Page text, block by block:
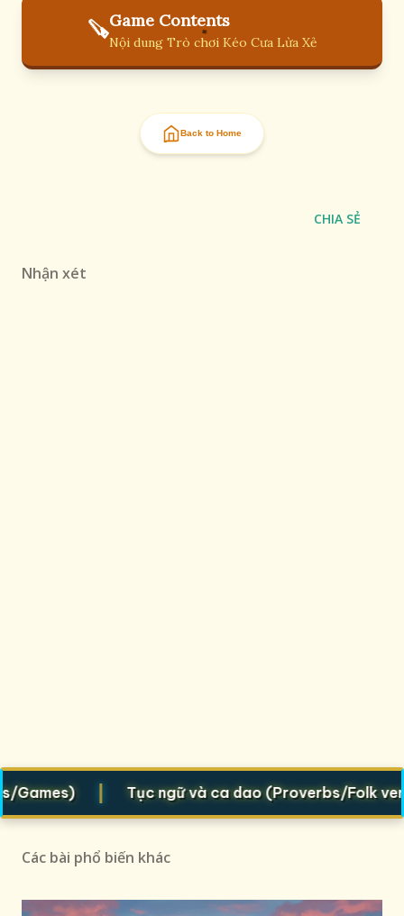
🪚Game Contents
Nội dung Trò chơi Kéo Cưa Lừa Xẻ
Back to Home
CHIA SẺ
Nhận xét
| Tục ngữ và ca dao (Proverbs/Folk verses)
Các bài phổ biến khác